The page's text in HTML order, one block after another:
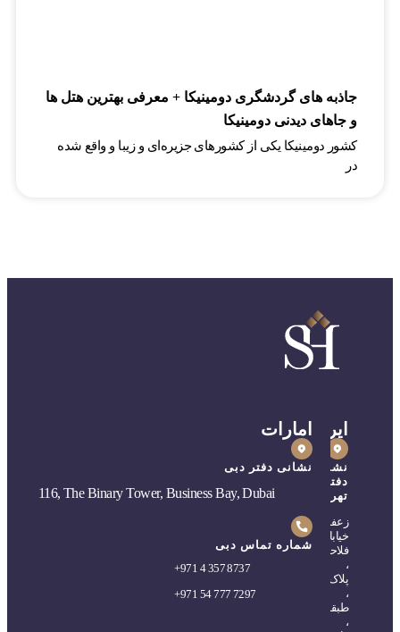
جاذبه های گردشگری دومینیکا + معرفی بهترین هتل ها
و جاهای دیدنی دومینیکا
کشور دومینیکا یکی از کشورهای جزیره‌ای و زیبا و واقع شده
در
ایران
نشانی
دفتر
تهران
زعفرانیه،
خیابان
فلاحی
،
،
،
امارات
نشانی دفتر دبی
116, The Binary Tower, Business Bay, Dubai
شماره تماس دبی
+971 4 357 8737
+971 54 777 7297